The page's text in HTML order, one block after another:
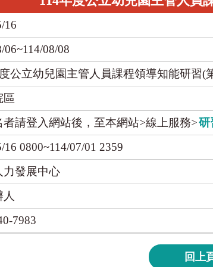
16
06~114/08/08
公立幼兒園主管人員課程領導知能研習(
區
者請登入網站後，至本網站>線上服務>研
16 0800~114/07/01 2359
力發展中心
7983
回上